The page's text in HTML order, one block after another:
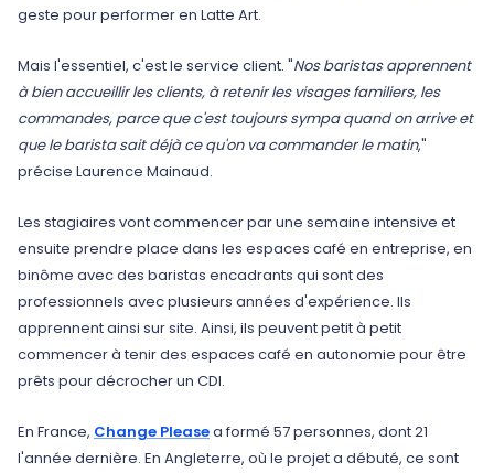
geste pour performer en Latte Art.
Mais l'essentiel, c'est le service client. "Nos baristas apprennent
à bien accueillir les clients, à retenir les visages familiers, les
commandes, parce que c'est toujours sympa quand on arrive et
que le barista sait déjà ce qu'on va commander le matin,"
précise Laurence Mainaud.
Les stagiaires vont commencer par une semaine intensive et
ensuite prendre place dans les espaces café en entreprise, en
binôme avec des baristas encadrants qui sont des
professionnels avec plusieurs années d'expérience. Ils
apprennent ainsi sur site. Ainsi, ils peuvent petit à petit
commencer à tenir des espaces café en autonomie pour être
prêts pour décrocher un CDI.
En France, Change Pleasea formé 57 personnes, dont 21
l'année dernière. En Angleterre, où le projet a débuté, ce sont